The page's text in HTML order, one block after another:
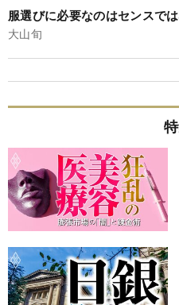
服選びに必要なのはセンスで
大山旬